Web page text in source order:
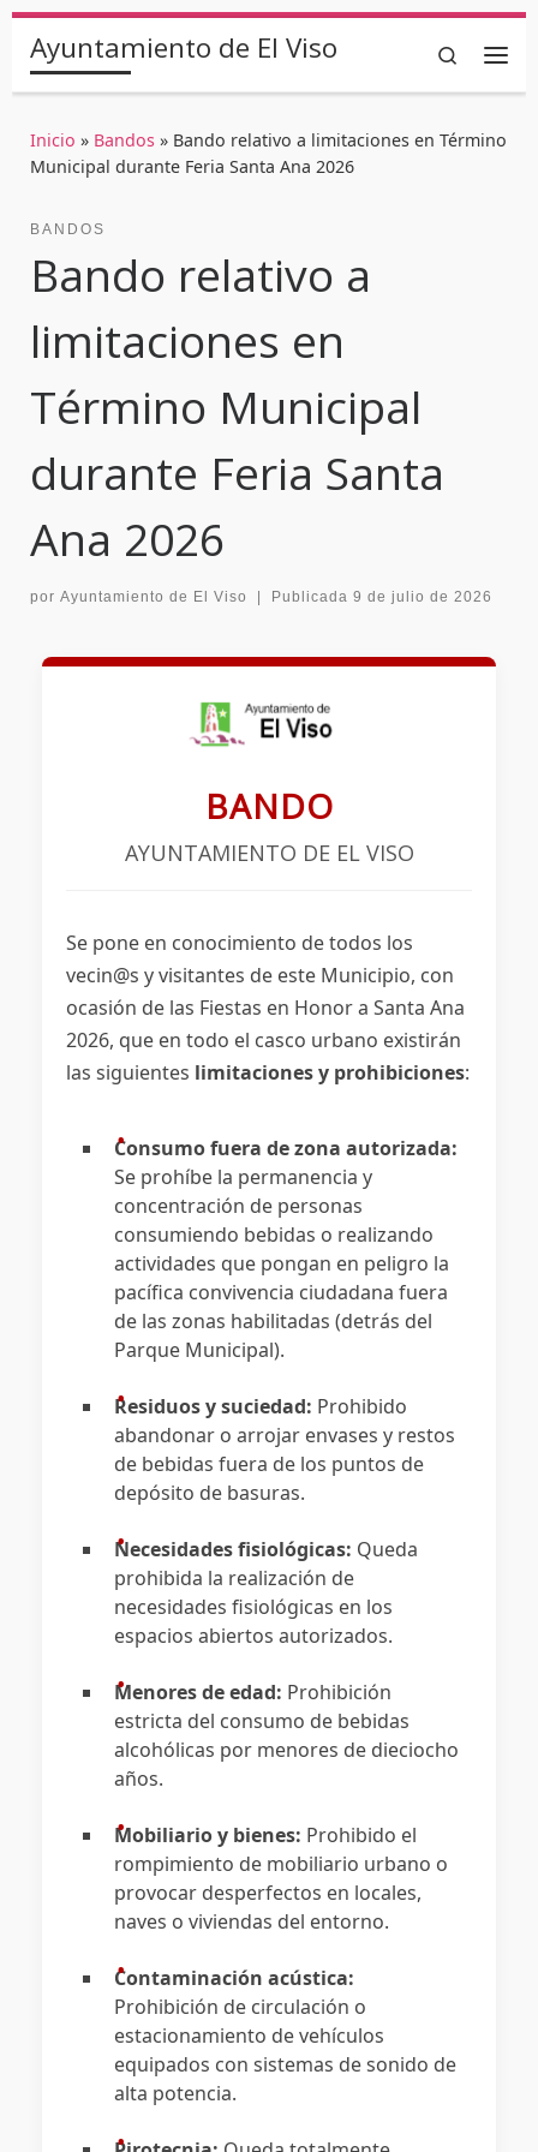
Saltar al contenido
Ayuntamiento de El Viso Search
Inicio » Bandos » Bando relativo a limitaciones en Término
Municipal durante Feria Santa Ana 2026
BANDOS
Bando relativo a
limitaciones en
Término Municipal
durante Feria Santa
Ana 2026
por Ayuntamiento de El Viso Publicada 9 de julio de 2026
BANDO
AYUNTAMIENTO DE EL VISO
Se pone en conocimiento de todos los
vecin@s y visitantes de este Municipio, con
ocasión de las Fiestas en Honor a Santa Ana
2026, que en todo el casco urbano existirán
las siguientes limitaciones y prohibiciones:
Consumo fuera de zona autorizada:
Se prohíbe la permanencia y
concentración de personas
consumiendo bebidas o realizando
actividades que pongan en peligro la
pacífica convivencia ciudadana fuera
de las zonas habilitadas (detrás del
Parque Municipal).
Residuos y suciedad: Prohibido
abandonar o arrojar envases y restos
de bebidas fuera de los puntos de
depósito de basuras.
Necesidades fisiológicas: Queda
prohibida la realización de
necesidades fisiológicas en los
espacios abiertos autorizados.
Menores de edad: Prohibición
estricta del consumo de bebidas
alcohólicas por menores de dieciocho
años.
Mobiliario y bienes: Prohibido el
rompimiento de mobiliario urbano o
provocar desperfectos en locales,
naves o viviendas del entorno.
Contaminación acústica:
Prohibición de circulación o
estacionamiento de vehículos
equipados con sistemas de sonido de
alta potencia.